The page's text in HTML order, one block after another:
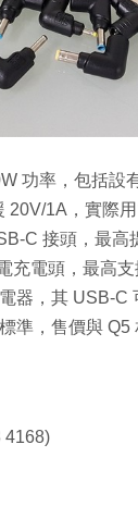
功率，包括設
20V/1A，實際
C 接頭，最高
充電頭，最高
器，其 USB-C
準，售價與 Q5
4168)